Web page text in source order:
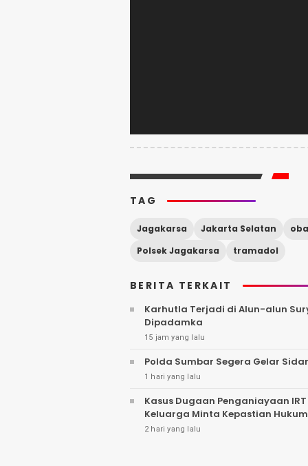
TAG
Jagakarsa Jakarta Selatan
Polsek Jagakarsa
tramadol
BERITA TERKAIT
Karhutla Terjadi di Alun-alun
Dipadamka
15 jam yang lalu
Polda Sumbar Segera Gelar
1 hari yang lalu
Kasus Dugaan Penganiayaan
Keluarga Minta Kepastian Hukum
2 hari yang lalu